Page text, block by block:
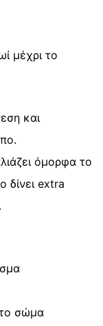
μέχρι το
και
όμορφα το
δίνει extra
σώμα